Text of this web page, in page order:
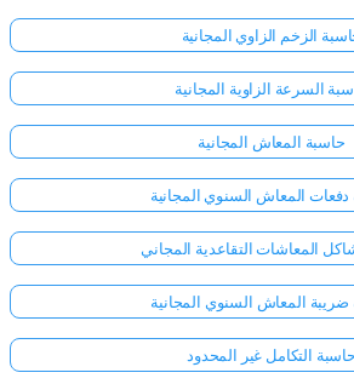
الزخم الزاوي المجانية
السرعة الزاوية المجانية
حاسبة المعاش المجانية
المعاش السنوي المجانية
المعاشات التقاعدية المجاني
المعاش السنوي المجانية
حاسبة التكامل غير المحدود